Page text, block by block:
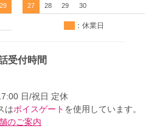
29 27 28 29 30
：休業日
受付時間
日/祝日 定休
はボイスゲート を使用しています。
のご案内